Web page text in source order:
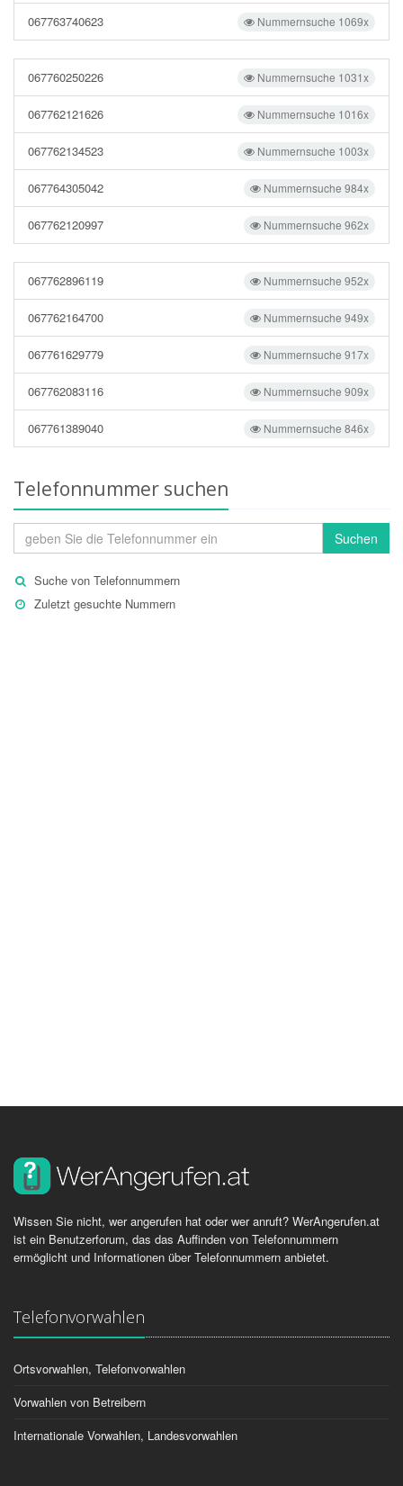
Nummernsuche 1069x
067763740623
Nummernsuche 1031x
067760250226
Nummernsuche 1016x
067762121626
Nummernsuche 1003x
067762134523
Nummernsuche 984x
067764305042
Nummernsuche 962x
067762120997
Nummernsuche 952x
067762896119
Nummernsuche 949x
067762164700
Nummernsuche 917x
067761629779
Nummernsuche 909x
067762083116
Nummernsuche 846x
067761389040
Telefonnummer suchen
Suchen
Suche von Telefonnummern
Zuletzt gesuchte Nummern
Wissen Sie nicht, wer angerufen hat oder wer anruft? WerAngerufen.at
ist ein Benutzerforum, das das Auffinden von Telefonnummern
ermöglicht und Informationen über Telefonnummern anbietet.
Telefonvorwahlen
Ortsvorwahlen, Telefonvorwahlen
Vorwahlen von Betreibern
Internationale Vorwahlen, Landesvorwahlen